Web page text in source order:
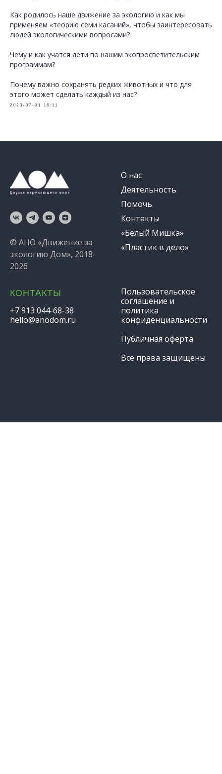
Как родилось наше движение за экологию и как мы
применяем «теорию семи касаний», чтобы заинтересовать
людей экологическими вопросами?
Чему и как учатся дети по нашим экопросветительским
программам?
Почему важно сохранять редких животных и что для
этого может сделать каждый из нас?
2023-07-01 16:11
© АНО «Движение за
экологию Дом», 2018-
2026
О нас
Деятельность
Помочь
Контакты
«Белый Мишка»
«Пластик в дело»
КОНТАКТЫ
+7 913 044-68-38
hello@anodom.ru
Пользовательское
соглашение и
политика
конфиденциальности
Публичная оферта
Все права защищены